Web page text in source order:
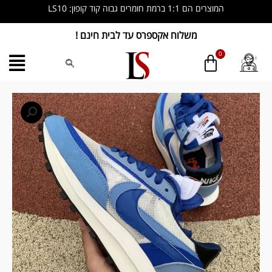
לתוכן
המוצרים הם 1:1 ברמת חומרים גבוה קוד קופון: LS10
משלוח אקספרס עד לבית חינם !
כמות
של
'Nike
LDWaffle
x
Sacai
'Blue
White